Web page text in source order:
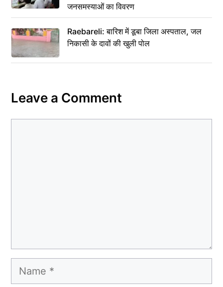
जनसमस्याओं का विवरण
Raebareli: बारिश में डूबा जिला अस्पताल, जल
निकासी के दावों की खुली पोल
Leave a Comment
Name